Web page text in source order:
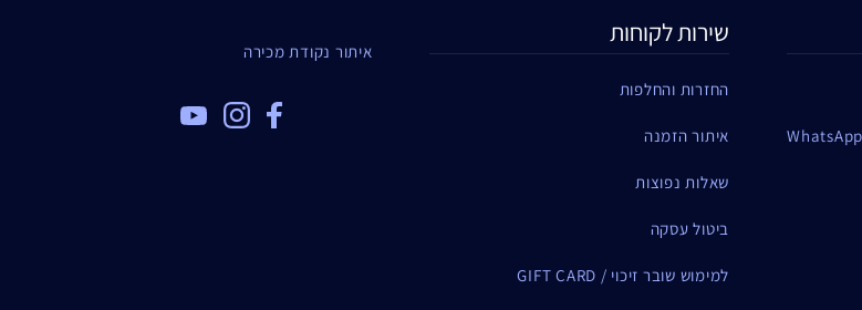
שירות לקוחות
החזרות והחלפות
איתור הזמנה
שאלות נפוצות
ביטול עסקה
למימוש שובר זיכוי / GIFT CARD
איתור נקודת מכירה